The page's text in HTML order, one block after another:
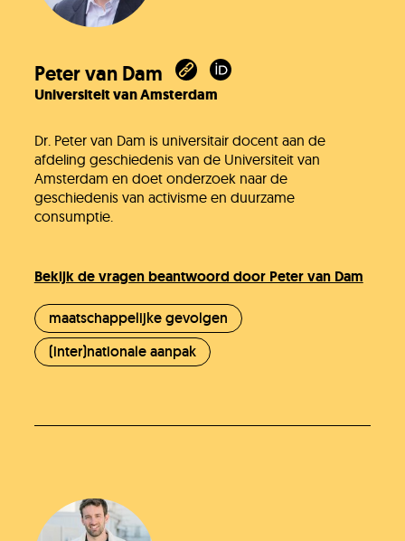
Peter van Dam
Universiteit van Amsterdam
Dr. Peter van Dam is universitair docent aan de
afdeling geschiedenis van de Universiteit van
Amsterdam en doet onderzoek naar de
geschiedenis van activisme en duurzame
consumptie.
Bekijk de vragen beantwoord door Peter van Dam
maatschappelijke gevolgen
(inter)nationale aanpak
Stel je vraag
In behandeling
Werken bij